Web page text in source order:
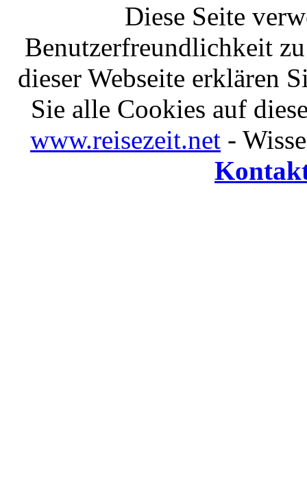
Diese Seite
Benutzerfreundlichkeit
dieser Webseite erklären
Sie alle Cookies auf
www.reisezeit.net -